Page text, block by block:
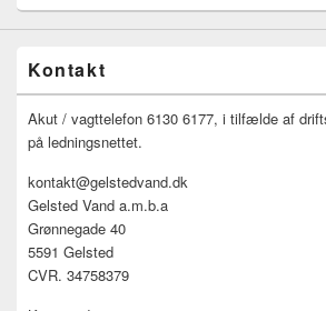
Kontakt
Akut / vagttelefon 6130 6177, i tilfælde af
på ledningsnettet.
kontakt@gelstedvand.dk
Gelsted Vand a.m.b.a
Grønnegade 40
5591 Gelsted
CVR. 34758379